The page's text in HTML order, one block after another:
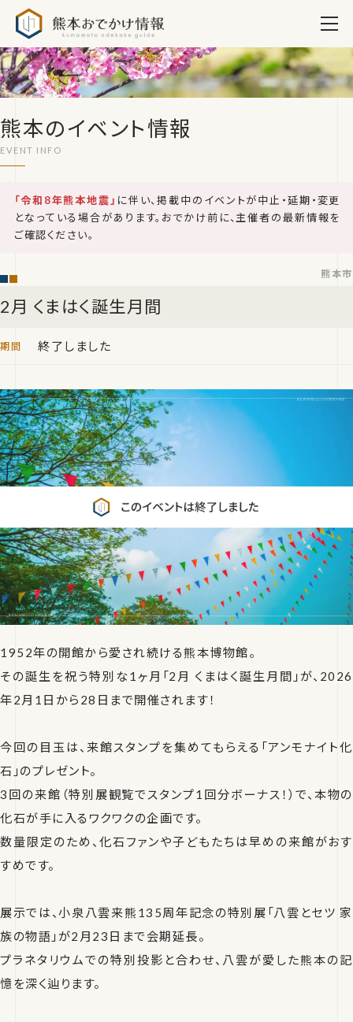
熊本のイベント情報
「令和8年熊本地震」 に伴い、掲載中のイベントが中止・延期・変更
となっている場合があります。おでかけ前に、主催者の最新情報を
ご確認ください。
2月 くまはく誕生月間
熊本市
終了しました
1952年の開館から愛され続ける熊本博物館。
その誕生を祝う特別な1ヶ月「2月 くまはく誕生月間」が、2026
年2月1日から28日まで開催されます！
今回の目玉は、来館スタンプを集めてもらえる「アンモナイト化
石」のプレゼント。
3回の来館（特別展観覧でスタンプ1回分ボーナス！）で、本物の
化石が手に入るワクワクの企画です。
数量限定のため、化石ファンや子どもたちは早めの来館がおす
すめです。
展示では、小泉八雲来熊135周年記念の特別展「八雲とセツ 家
族の物語」が2月23日まで会期延長。
プラネタリウムでの特別投影と合わせ、八雲が愛した熊本の記
憶を深く辿ります。